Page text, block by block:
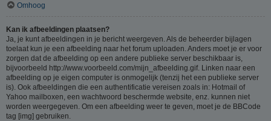
Omhoog
Kan ik afbeeldingen plaatsen?
Ja, je kunt afbeeldingen in je bericht weergeven. Als de beheerder bijlagen
toelaat kun je een afbeelding naar het forum uploaden. Anders moet je er voor
zorgen dat de afbeelding op een andere publieke server beschikbaar is,
bijvoorbeeld http://www.voorbeeld.com/mijn_afbeelding.gif. Linken naar een
afbeelding op je eigen computer is onmogelijk (tenzij het een publieke server
is). Ook afbeeldingen die een authentificatie vereisen zoals in: Hotmail of
Yahoo mailboxen, een wachtwoord beschermde website, enz. kunnen niet
worden weergegeven. Om een afbeelding weer te geven, moet je de BBCode
tag [img] gebruiken.